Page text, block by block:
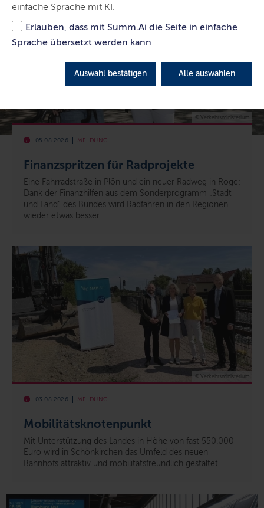
einfache Sprache mit KI.
Erlauben, dass mit Summ.Ai die Seite in einfache
Sprache übersetzt werden kann
Auswahl bestätigen Alle auswählen
Finanzspritzen für Radprojekte
05.08.2026 MELDUNG
Eine Fahrradstraße in Plön und ein neuer Radweg in Roge:
Dank der Finanzhilfen aus dem Sonderprogramm „Stadt
und Land“ des Bundes wird Radfahren in den Regionen
wieder etwas besser.
© Verkehrsministerium
Mobilitätsknotenpunkt
03.08.2026 MELDUNG
Mit Unterstützung des Landes in Höhe von fast 550.000
Euro wird in Schönkirchen das Umfeld des neuen
Bahnhofs attraktiv und mobilitätsfreundlich gestaltet.
© Verkehrsministerium